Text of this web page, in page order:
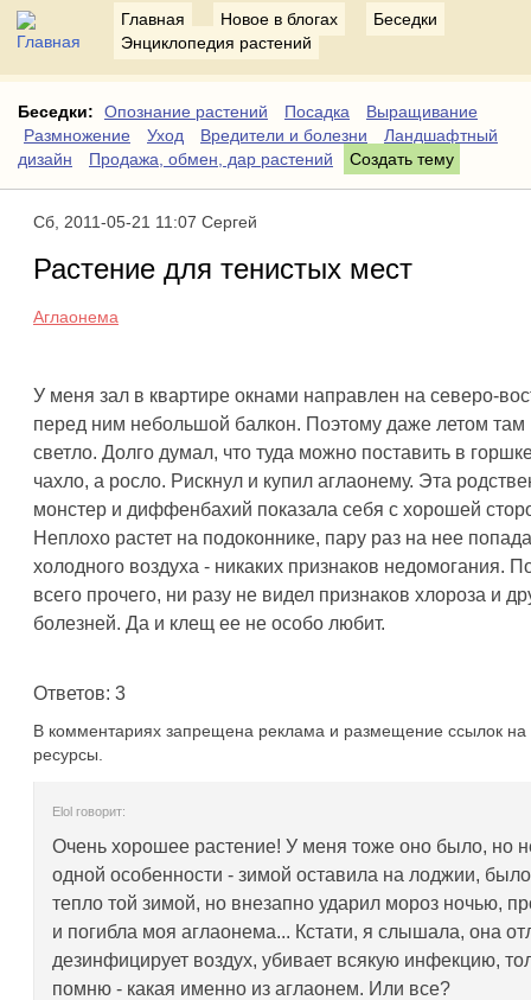
Главная Новое в блогах
Беседки
Энциклопедия растений
Беседки: Опознание растений Посадка
Выращивание
Размножение
Уход Вредители и болезни
Ландшафтный
дизайн
Продажа, обмен, дар растений Создать тему
Сб, 2011-05-21 11:07 Сергей
Растение для тенистых мест
Аглаонема
У меня зал в квартире окнами направлен на северо-
перед ним небольшой балкон. Поэтому даже летом там
светло. Долго думал, что туда можно поставить в
чахло, а росло. Рискнул и купил аглаонему. Эта
монстер и диффенбахий показала себя с хорошей
Неплохо растет на подоконнике, пару раз на нее
холодного воздуха - никаких признаков недомогания.
всего прочего, ни разу не видел признаков хлороза и
болезней. Да и клещ ее не особо любит.
Ответов: 3
В комментариях запрещена реклама и размещение ссылок на
ресурсы.
Elol говорит:
Очень хорошее растение! У меня тоже оно было, но
одной особенности - зимой оставила на лоджии,
тепло той зимой, но внезапно ударил мороз ночью,
и погибла моя аглаонема... Кстати, я слышала, она
дезинфицирует воздух, убивает всякую инфекцию,
помню - какая именно из аглаонем. Или все?